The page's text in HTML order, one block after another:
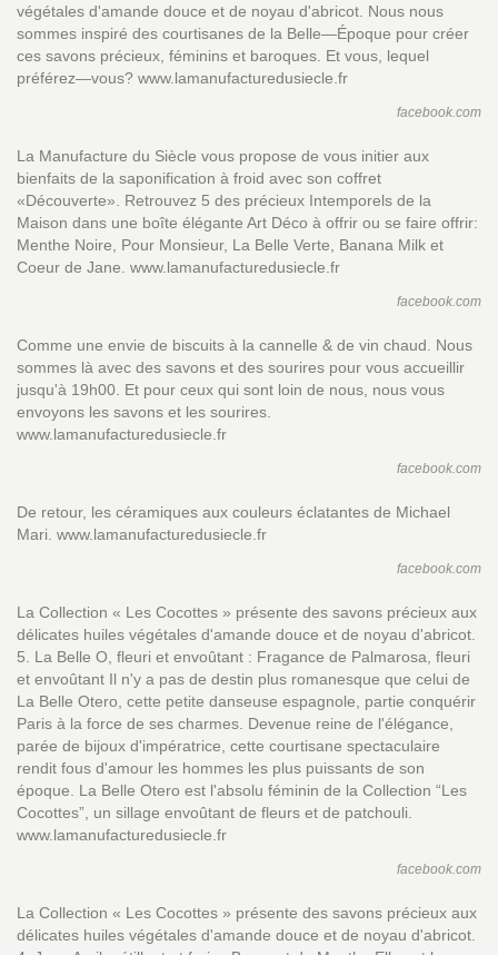
végétales d'amande douce et de noyau d'abricot. Nous nous
sommes inspiré des courtisanes de la Belle—Époque pour créer
ces savons précieux, féminins et baroques. Et vous, lequel
préférez—vous? www.lamanufacturedusiecle.fr
facebook.com
La Manufacture du Siècle vous propose de vous initier aux
bienfaits de la saponification à froid avec son coffret
«Découverte». Retrouvez 5 des précieux Intemporels de la
Maison dans une boîte élégante Art Déco à offrir ou se faire offrir:
Menthe Noire, Pour Monsieur, La Belle Verte, Banana Milk et
Coeur de Jane. www.lamanufacturedusiecle.fr
facebook.com
Comme une envie de biscuits à la cannelle & de vin chaud. Nous
sommes là avec des savons et des sourires pour vous accueillir
jusqu'à 19h00. Et pour ceux qui sont loin de nous, nous vous
envoyons les savons et les sourires.
www.lamanufacturedusiecle.fr
facebook.com
De retour, les céramiques aux couleurs éclatantes de Michael
Mari. www.lamanufacturedusiecle.fr
facebook.com
La Collection « Les Cocottes » présente des savons précieux aux
délicates huiles végétales d'amande douce et de noyau d'abricot.
5. La Belle O, fleuri et envoûtant : Fragance de Palmarosa, fleuri
et envoûtant Il n'y a pas de destin plus romanesque que celui de
La Belle Otero, cette petite danseuse espagnole, partie conquérir
Paris à la force de ses charmes. Devenue reine de l'élégance,
parée de bijoux d'impératrice, cette courtisane spectaculaire
rendit fous d'amour les hommes les plus puissants de son
époque. La Belle Otero est l'absolu féminin de la Collection “Les
Cocottes”, un sillage envoûtant de fleurs et de patchouli.
www.lamanufacturedusiecle.fr
facebook.com
La Collection « Les Cocottes » présente des savons précieux aux
délicates huiles végétales d'amande douce et de noyau d'abricot.